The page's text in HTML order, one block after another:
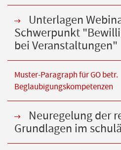
Unterlagen
Schwerpunkt
bei Veranstaltungen"
Muster-Paragraph für GO betr.
Beglaubigungskompetenzen
Neuregelung der
Grundlagen im